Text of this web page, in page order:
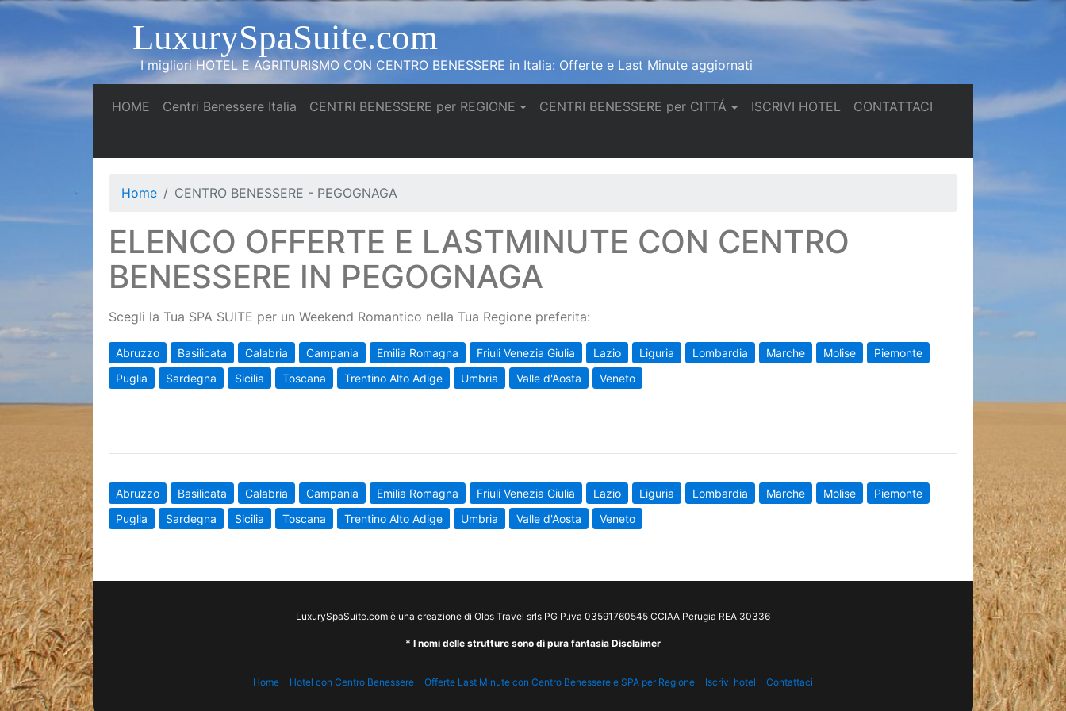
LuxurySpaSuite.com
I migliori HOTEL E AGRITURISMO CON CENTRO BENESSERE in Italia: Offerte e Last Minute aggiornati
HOME (current)
Centri Benessere Italia (current)
CENTRI BENESSERE per REGIONE CENTRI BENESSERE per CITTÁ ISCRIVI HOTEL(current)
CONTATTACI(current)
Home CENTRO BENESSERE - PEGOGNAGA
ELENCO OFFERTE E LASTMINUTE CON CENTRO
BENESSERE IN PEGOGNAGA
Scegli la Tua SPA SUITE per un Weekend Romantico nella Tua Regione preferita:
Abruzzo Basilicata Calabria Campania Emilia Romagna Friuli Venezia Giulia Lazio Liguria Lombardia Marche Molise
Piemonte
Puglia
Sardegna Sicilia Toscana Trentino Alto Adige Umbria Valle d'Aosta Veneto
Abruzzo Basilicata Calabria Campania Emilia Romagna Friuli Venezia Giulia Lazio Liguria Lombardia Marche Molise
Piemonte
Puglia
Sardegna Sicilia Toscana Trentino Alto Adige Umbria Valle d'Aosta Veneto
LuxurySpaSuite.com è una creazione di Olos Travel srls PG P.iva 03591760545 CCIAA Perugia REA 30336
* I nomi delle strutture sono di pura fantasia Disclaimer
Home Hotel con Centro Benessere Offerte Last Minute con Centro Benessere e SPA per Regione Iscrivi hotel Contattaci